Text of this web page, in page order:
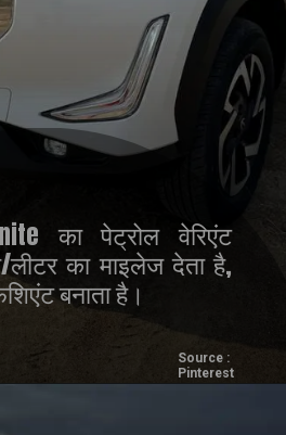
का पेट्रोल वेरिएंट
का माइलेज देता है,
बनाता है।
Source :
Pinterest